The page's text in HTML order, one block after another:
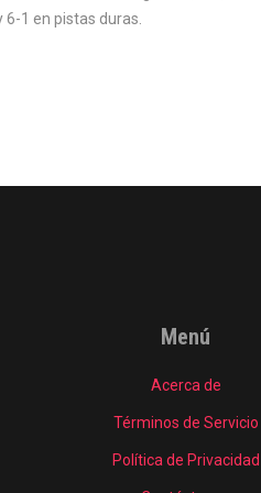
1 en pistas duras.
Menú
Acerca de
Términos de Servicio
Política de Privacidad